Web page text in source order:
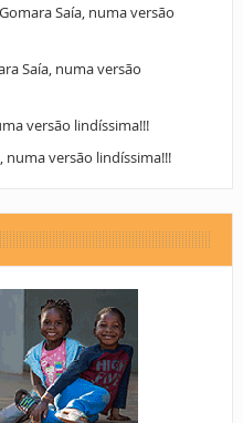
Saía, numa versão
Saía, numa versão
versão lindíssima!!!
numa versão lindíssima!!!